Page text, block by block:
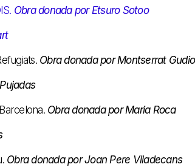
Obra donada por Etsuro Sotoo
Obra donada por Montserrat
Obra donada por Maria Roca
Obra donada por Joan Pere Viladecans